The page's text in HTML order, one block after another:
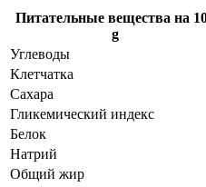
Питательные вещества на
g
Углеводы
Клетчатка
Сахара
Гликемический индекс
Белок
Натрий
Общий жир